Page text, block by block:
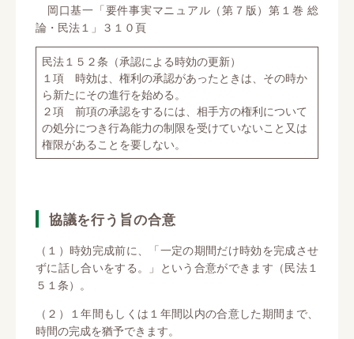
岡口基一「要件事実マニュアル（第７版）第１巻 総
論・民法１」３１０頁
民法１５２条（承認による時効の更新）
１項 時効は、権利の承認があったときは、その時か
ら新たにその進行を始める。
２項 前項の承認をするには、相手方の権利について
の処分につき行為能力の制限を受けていないこと又は
権限があることを要しない。
協議を行う旨の合意
（１）時効完成前に、「一定の期間だけ時効を完成させ
ずに話し合いをする。」という合意ができます（民法１
５１条）。
（２）１年間もしくは１年間以内の合意した期間まで、
時間の完成を猶予できます。